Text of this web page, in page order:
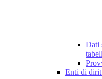
Dati
Enti di